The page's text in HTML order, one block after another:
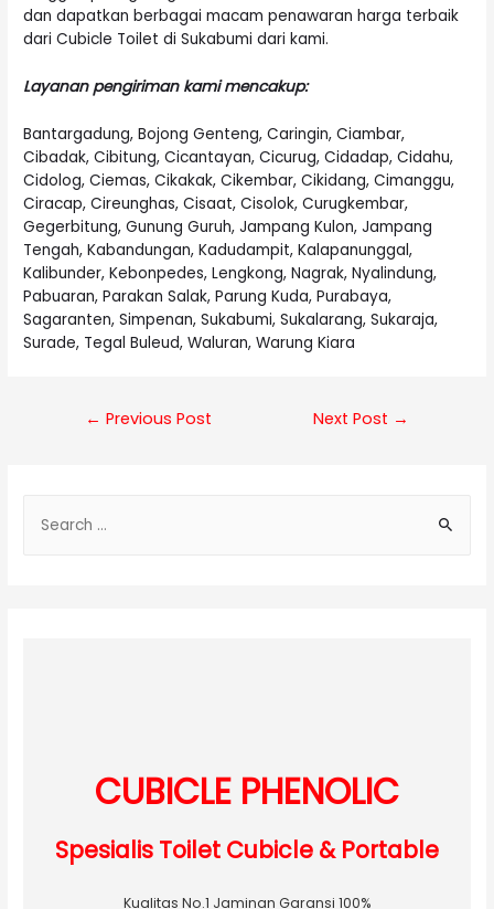
dan dapatkan berbagai macam penawaran harga terbaik
dari Cubicle Toilet di Sukabumi dari kami.
Layanan pengiriman kami mencakup:
Bantargadung, Bojong Genteng, Caringin, Ciambar,
Cibadak, Cibitung, Cicantayan, Cicurug, Cidadap, Cidahu,
Cidolog, Ciemas, Cikakak, Cikembar, Cikidang, Cimanggu,
Ciracap, Cireunghas, Cisaat, Cisolok, Curugkembar,
Gegerbitung, Gunung Guruh, Jampang Kulon, Jampang
Tengah, Kabandungan, Kadudampit, Kalapanunggal,
Kalibunder, Kebonpedes, Lengkong, Nagrak, Nyalindung,
Pabuaran, Parakan Salak, Parung Kuda, Purabaya,
Sagaranten, Simpenan, Sukabumi, Sukalarang, Sukaraja,
Surade, Tegal Buleud, Waluran, Warung Kiara
Post
← Previous Post Next Post →
CUBICLE PHENOLIC
Spesialis Toilet Cubicle & Portable
Kualitas No.1 Jaminan Garansi 100%